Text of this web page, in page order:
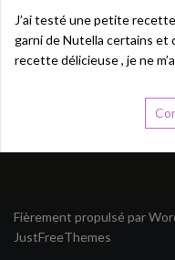
J’ai testé une petite
garni de Nutella certains et
recette délicieuse , je ne
Fièrement propulsé par
JustFreeThemes